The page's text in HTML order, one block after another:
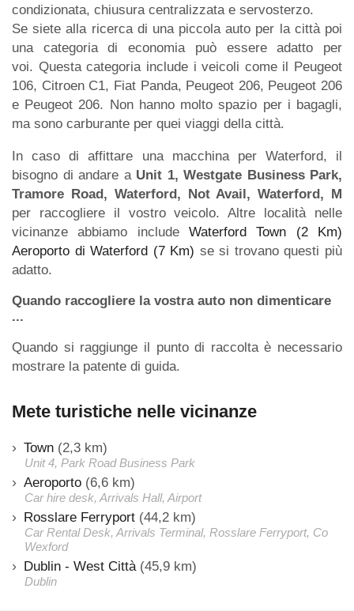
condizionata, chiusura centralizzata e servosterzo.
Se siete alla ricerca di una piccola auto per la città poi
una categoria di economia può essere adatto per
voi. Questa categoria include i veicoli come il Peugeot
106, Citroen C1, Fiat Panda, Peugeot 206, Peugeot 206
e Peugeot 206. Non hanno molto spazio per i bagagli,
ma sono carburante per quei viaggi della città.
In caso di affittare una macchina per Waterford, il
bisogno di andare a Unit 1, Westgate Business Park,
Tramore Road, Waterford, Not Avail, Waterford, M
per raccogliere il vostro veicolo. Altre località nelle
vicinanze abbiamo include Waterford Town (2 Km)
Aeroporto di Waterford (7 Km) se si trovano questi più
adatto.
Quando raccogliere la vostra auto non dimenticare
...
Quando si raggiunge il punto di raccolta è necessario
mostrare la patente di guida.
Mete turistiche nelle vicinanze
Town (2,3 km)
Unit 4, Park Road Business Park
Aeroporto (6,6 km)
Car hire desk, Arrivals Hall, Airport
Rosslare Ferryport (44,2 km)
Car Rental Desk, Arrivals Terminal, Rosslare Ferryport, Co
Wexford
Dublin - West Città (45,9 km)
Dublin